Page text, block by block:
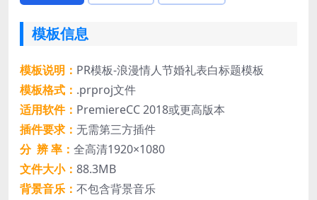
模板信息
模板说明： PR模板-浪漫情人节婚礼表白标题模板
模板格式： .prproj文件
适用软件： PremiereCC 2018或更高版本
插件要求： 无需第三方插件
分 辨 率： 全高清1920×1080
文件大小： 88.3MB
背景音乐： 不包含背景音乐